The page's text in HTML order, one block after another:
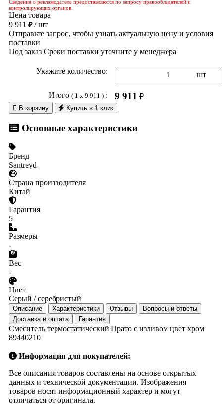
Сведения о рекламодателе предоставляются по запросу правообладателей и
контролирующих органов.
Цена товара
9 911 ₽/ шт
Отправьте запрос, чтобы узнать актуальную цену и условия
поставки
Под заказ Сроки поставки уточните у менеджера
Укажите количество: шт
Итого ( 1 x 9 911 ): 9 911 ₽
 В корзину Купить в 1 клик
Основные характеристики
Бренд
Santreyd
Страна производителя
Китай
Гарантия
5
Размеры
-
Вес
-
Цвет
Серый / серебристый
Описание Характеристики Отзывы
Вопросы и ответы
Доставка и оплата
Гарантия
Смеситель термостатический Прато с изливом цвет хром
89440210
Информация для покупателей:
Все описания товаров составлены на основе открытых
данных и технической документации. Изображения
товаров носят информационный характер и могут
отличаться от оригинала.